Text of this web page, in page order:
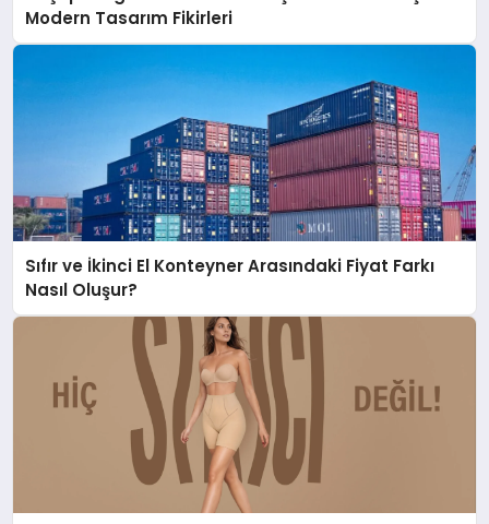
Modern Tasarım Fikirleri
Sıfır ve İkinci El Konteyner Arasındaki Fiyat Farkı
Nasıl Oluşur?